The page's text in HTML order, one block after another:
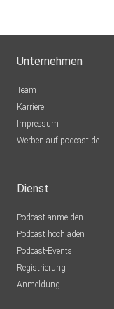
Unternehmen
Team
Karriere
Impressum
Werben auf podcast.de
Dienst
Podcast anmelden
Podcast hochladen
Podcast-Events
Registrierung
Anmeldung